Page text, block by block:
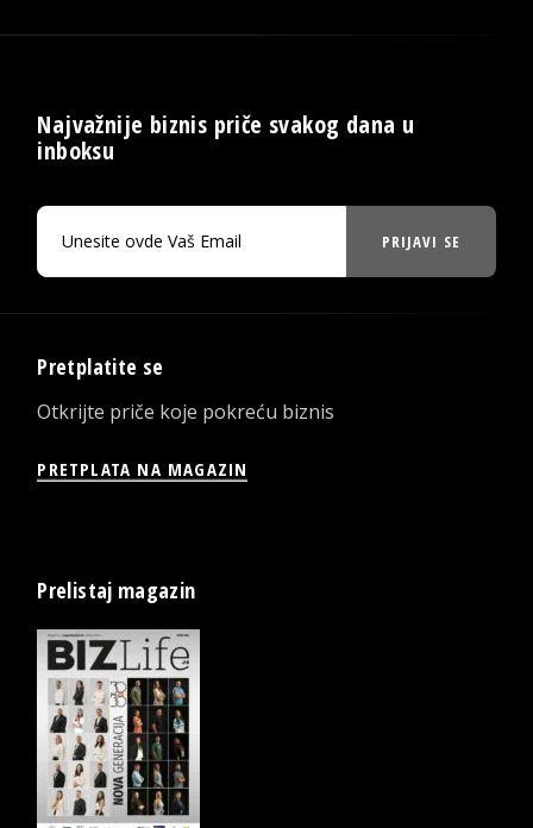
Najvažnije biznis priče svakog dana u
inboksu
PRIJAVI SE
Pretplatite se
Otkrijte priče koje pokreću biznis
PRETPLATA NA MAGAZIN
Prelistaj magazin